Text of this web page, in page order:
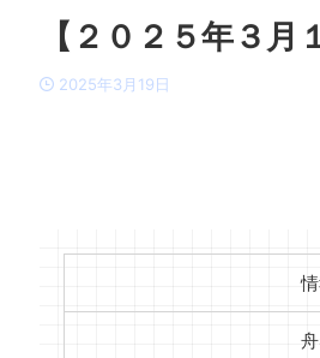
【２０２５年３
2025年3月19日